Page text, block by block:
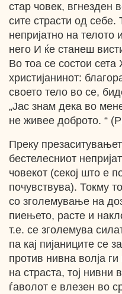
стар човек, вгнезден
сите страсти од
непријатно на
него И ќе станеш
Во тоа се состои
христијанинот:
своето тело во се,
„Јас знам дека во
не живее доброто. “
Преку
бестелесниот
човекот (секој што е
почувствува). Токму
со зголемување на
пиењето, расте и
т.е. се зголемува
па кај пијаниците се
против нивна волја
на страста, тој
ѓаволот е влезен во